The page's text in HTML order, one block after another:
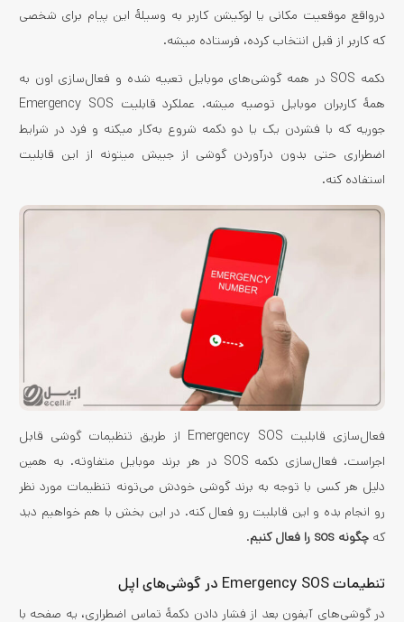
درواقع موقعیت مکانی یا لوکیشن کاربر به وسیلۀ این پیام برای شخصی
که کاربر از قبل انتخاب کرده، فرستاده میشه.
دکمه SOS در همه گوشی‌های موبایل تعبیه شده و فعال‌سازی اون به
همۀ کاربران موبایل توصیه میشه. عملکرد قابلیت Emergency SOS
جوریه که با فشردن یک یا دو دکمه شروع به‌کار میکنه و فرد در شرایط
اضطراری حتی بدون درآوردن گوشی از جیبش میتونه از این قابلیت
استفاده کنه.
فعال‌سازی قابلیت Emergency SOS از طریق تنظیمات گوشی قابل
اجراست. فعال‌سازی دکمه SOS در هر برند موبایل متفاوته. به همین
دلیل هر کسی با توجه به برند گوشی خودش می‌تونه تنظیمات مورد نظر
رو انجام بده و این قابلیت رو فعال کنه. در این بخش با هم خواهیم دید
که چگونه sos را فعال کنیم .
تنطیمات Emergency SOS در گوشی‌های اپل
در گوشی‌های آیفون بعد از فشار دادن دکمۀ تماس اضطراری، یه صفحه با